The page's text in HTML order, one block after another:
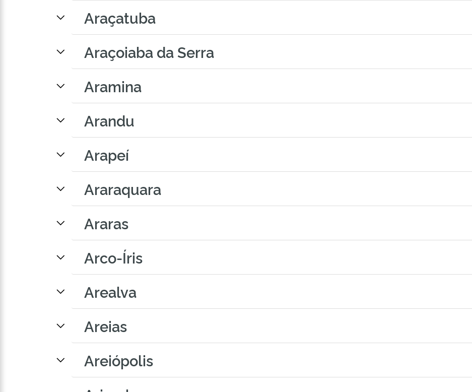
Araçatuba
Araçoiaba da Serra
Aramina
Arandu
Arapeí
Araraquara
Araras
Arco-Íris
Arealva
Areias
Areiópolis